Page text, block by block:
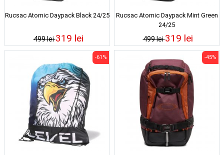
Rucsac Atomic Daypack Black 24/25
499 lei319 lei
Rucsac Atomic Daypack Mint Green
24/25
499 lei319 lei
-61% -45%